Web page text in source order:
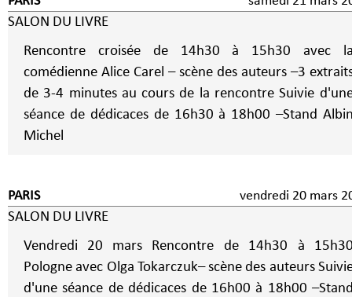
SALON DU LIVRE
Rencontre croisée de 14h30 à 15h30 avec
comédienne Alice Carel – scène des auteurs –3
de 3-4 minutes au cours de la rencontre Suivie d'une
séance de dédicaces de 16h30 à 18h00 –Stand
Michel
PARIS vendredi 20 mars
SALON DU LIVRE
Vendredi 20 mars Rencontre de 14h30 à 15h30
Pologne avec Olga Tokarczuk– scène des auteurs
d'une séance de dédicaces de 16h00 à 18h00